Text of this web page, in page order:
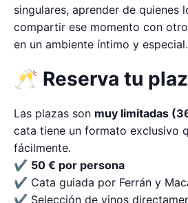
singulares, aprender de quienes
compartir ese momento con
en un ambiente íntimo y especial.
🥂 Reserva tu
Las plazas son muy limitadas
cata tiene un formato exclusivo
fácilmente.
✔ 50 € por persona
✔ Cata guiada por Ferrán y
✔ Selección de vinos